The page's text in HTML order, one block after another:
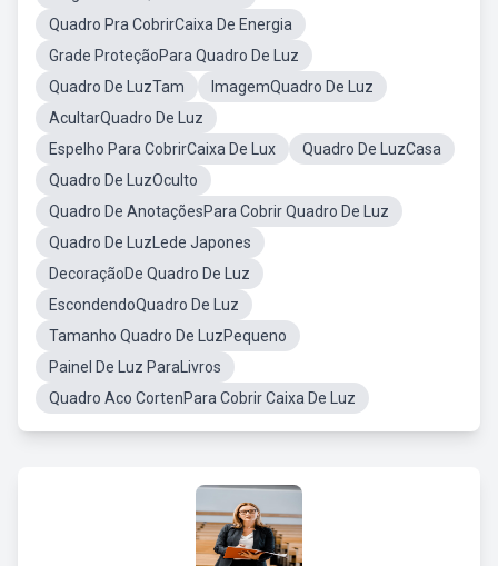
Quadro Pra CobrirCaixa De Energia
Grade ProteçãoPara Quadro De Luz
Quadro De LuzTam
ImagemQuadro De Luz
AcultarQuadro De Luz
Espelho Para CobrirCaixa De Lux
Quadro De LuzCasa
Quadro De LuzOculto
Quadro De AnotaçõesPara Cobrir Quadro De Luz
Quadro De LuzLede Japones
DecoraçãoDe Quadro De Luz
EscondendoQuadro De Luz
Tamanho Quadro De LuzPequeno
Painel De Luz ParaLivros
Quadro Aco CortenPara Cobrir Caixa De Luz